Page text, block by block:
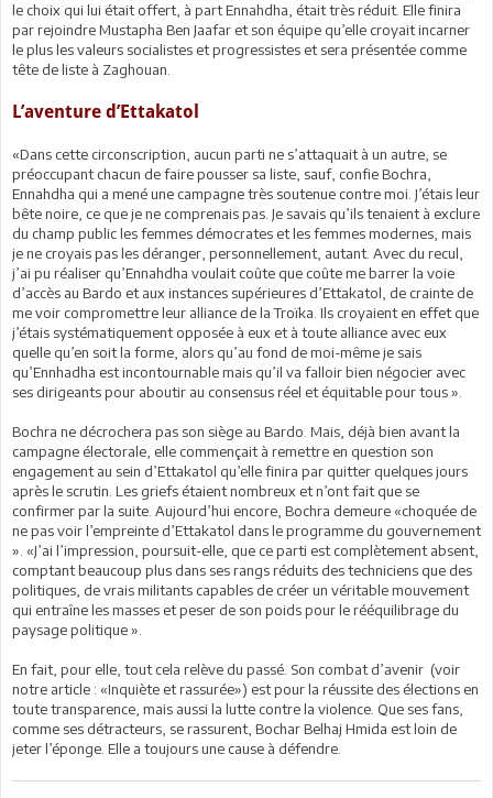
le choix qui lui était offert, à part Ennahdha, était très réduit. Elle finira
par rejoindre Mustapha Ben Jaafar et son équipe qu’elle croyait incarner
le plus les valeurs socialistes et progressistes et sera présentée comme
tête de liste à Zaghouan.
L’aventure d’Ettakatol
«Dans cette circonscription, aucun parti ne s’attaquait à un autre, se
préoccupant chacun de faire pousser sa liste, sauf, confie Bochra,
Ennahdha qui a mené une campagne très soutenue contre moi. J’étais leur
bête noire, ce que je ne comprenais pas. Je savais qu’ils tenaient à exclure
du champ public les femmes démocrates et les femmes modernes, mais
je ne croyais pas les déranger, personnellement, autant. Avec du recul,
j’ai pu réaliser qu’Ennahdha voulait coûte que coûte me barrer la voie
d’accès au Bardo et aux instances supérieures d’Ettakatol, de crainte de
me voir compromettre leur alliance de la Troïka. Ils croyaient en effet que
j’étais systématiquement opposée à eux et à toute alliance avec eux
quelle qu’en soit la forme, alors qu’au fond de moi-même je sais
qu’Ennhadha est incontournable mais qu’il va falloir bien négocier avec
ses dirigeants pour aboutir au consensus réel et équitable pour tous ».
Bochra ne décrochera pas son siège au Bardo. Mais, déjà bien avant la
campagne électorale, elle commençait à remettre en question son
engagement au sein d’Ettakatol qu’elle finira par quitter quelques jours
après le scrutin. Les griefs étaient nombreux et n’ont fait que se
confirmer par la suite. Aujourd’hui encore, Bochra demeure «choquée de
ne pas voir l’empreinte d’Ettakatol dans le programme du gouvernement
». «J’ai l’impression, poursuit-elle, que ce parti est complètement absent,
comptant beaucoup plus dans ses rangs réduits des techniciens que des
politiques, de vrais militants capables de créer un véritable mouvement
qui entraîne les masses et peser de son poids pour le rééquilibrage du
paysage politique ».
En fait, pour elle, tout cela relève du passé. Son combat d’avenir (voir
notre article : «Inquiète et rassurée») est pour la réussite des élections en
toute transparence, mais aussi la lutte contre la violence. Que ses fans,
comme ses détracteurs, se rassurent, Bochar Belhaj Hmida est loin de
jeter l’éponge. Elle a toujours une cause à défendre.